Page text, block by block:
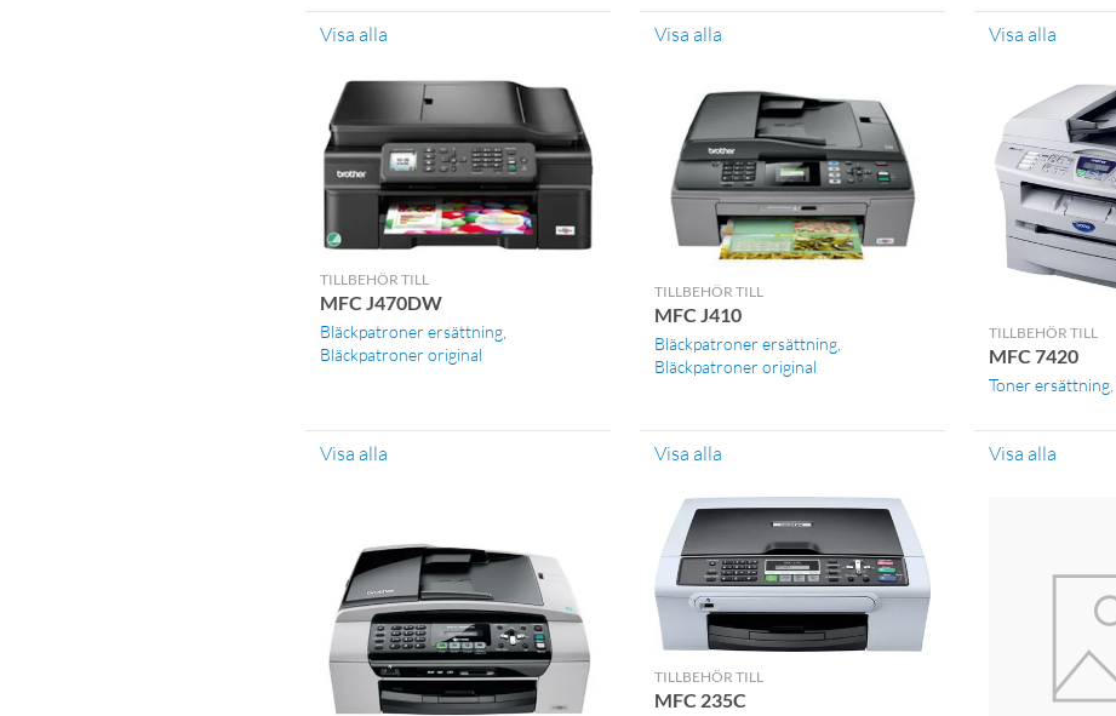
Visa alla Visa alla Visa alla
TILLBEHÖR TILL
MFC J470DW
Bläckpatroner ersättning
Bläckpatroner original
Visa alla
TILLBEHÖR TILL
MFC J410
Bläckpatroner ersättning
Bläckpatroner original
Visa alla
TILLBEHÖR TILL
MFC 7420
Toner ersättning
Visa alla
TILLBEHÖR TILL
MFC 235C